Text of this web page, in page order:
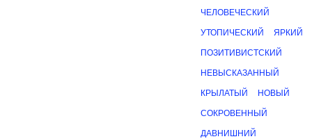
ЧЕЛОВЕЧЕСКИЙ
УТОПИЧЕСКИЙ ЯРКИЙ
ПОЗИТИВИСТСКИЙ
НЕВЫСКАЗАННЫЙ
КРЫЛАТЫЙ НОВЫЙ
СОКРОВЕННЫЙ
ДАВНИШНИЙ